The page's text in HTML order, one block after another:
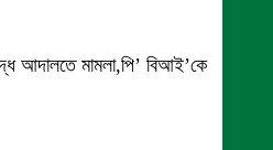
আদালতে মামলা,পি’ বিআই’কে